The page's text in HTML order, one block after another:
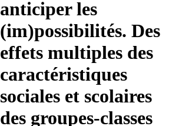
anticiper les
(im)possibilités. Des
effets multiples des
caractéristiques
sociales et scolaires
des groupes-classes